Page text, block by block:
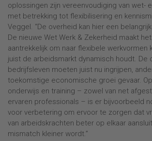
oplossingen zijn vereenvoudiging van wet-
met betrekking tot flexibilisering en
Veggel. “De overheid kan hier een
De nieuwe Wet Werk & Zekerheid maakt
aantrekkelijk om naar flexibele werkvormen
juist de arbeidsmarkt dynamisch houdt. De
bedrijfsleven moeten juist nu ingrijpen,
toekomstige economische groei gevaar.
onderwijs en training – zowel van net
ervaren professionals – is er bijvoorbeeld
voor verbetering om ervoor te zorgen dat
van arbeidskrachten beter op elkaar
mismatch kleiner wordt.”